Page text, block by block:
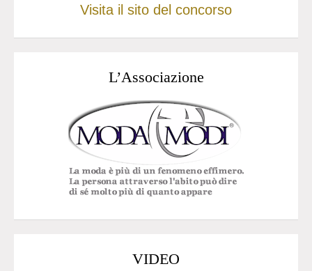
Visita il sito del concorso
L’Associazione
VIDEO